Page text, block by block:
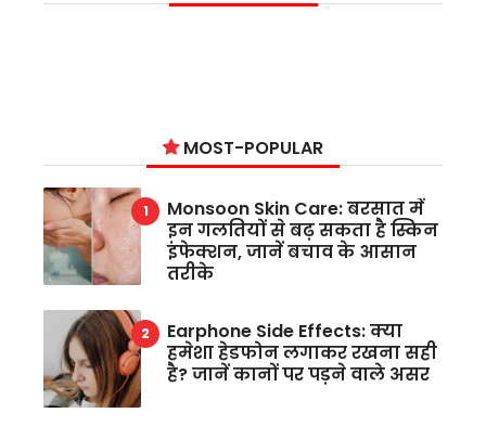
MOST-POPULAR
Monsoon Skin Care: बरसात में
इन गलतियों से बढ़ सकता है स्किन
इंफेक्शन, जानें बचाव के आसान
तरीके
Earphone Side Effects: क्या
हमेशा हेडफोन लगाकर रखना सही
है? जानें कानों पर पड़ने वाले असर